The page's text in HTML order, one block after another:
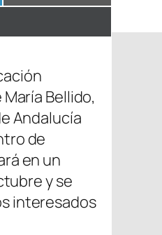
en
Bellido,
Andalucía
de
en un
y se
interesados